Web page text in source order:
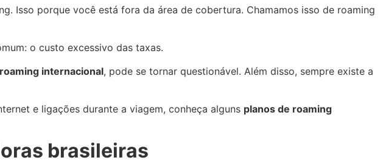
Isso porque você está fora da área de cobertura. Chamamos isso de roaming
o custo excessivo das taxas.
internacional, pode se tornar questionável. Além disso, sempre existe a
e ligações durante a viagem, conheça alguns planos de roaming
brasileiras